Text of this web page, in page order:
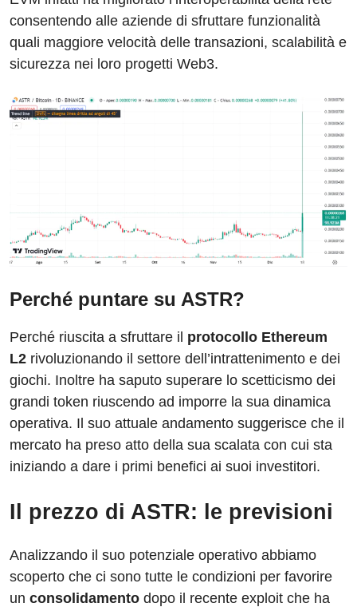
consentendo alle aziende di sfruttare funzionalità
quali maggiore velocità delle transazioni, scalabilità e
sicurezza nei loro progetti Web3.
Perché puntare su ASTR?
Perché riuscita a sfruttare il protocollo Ethereum
L2 rivoluzionando il settore dell’intrattenimento e dei
giochi. Inoltre ha saputo superare lo scetticismo dei
grandi token riuscendo ad imporre la sua dinamica
operativa. Il suo attuale andamento suggerisce che il
mercato ha preso atto della sua scalata con cui sta
iniziando a dare i primi benefici ai suoi investitori.
Il prezzo di ASTR: le previsioni
Analizzando il suo potenziale operativo abbiamo
scoperto che ci sono tutte le condizioni per favorire
un consolidamento dopo il recente exploit che ha